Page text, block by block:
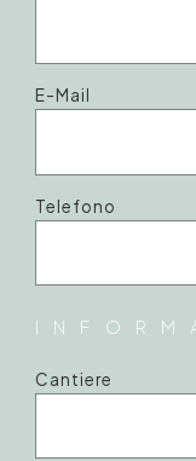
E-Mail
Telefono
Cantiere